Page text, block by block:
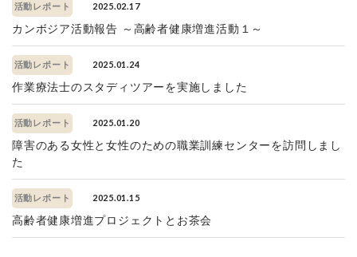
活動レポート 2025.02.17
カンボジア活動報告 ～高齢者健康増進活動１～
活動レポート 2025.01.24
作業療法士のスタディツアーを実施しました
活動レポート 2025.01.20
障害のある女性と女性のための職業訓練センターを訪問しまし
た
活動レポート 2025.01.15
高齢者健康増進プロジェクトとお茶会